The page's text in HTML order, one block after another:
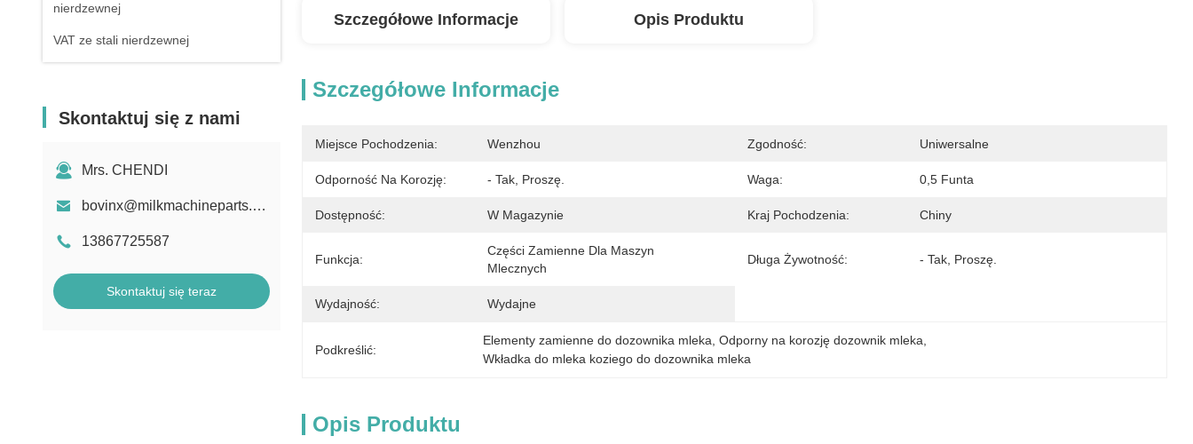
nierdzewnej
VAT ze stali nierdzewnej
Skontaktuj się z nami
Mrs. CHENDI
bovinx@milkmachineparts.com
13867725587
Skontaktuj się teraz
Szczegółowe Informacje Opis Produktu
Szczegółowe Informacje
Miejsce Pochodzenia: Wenzhou Zgodność: Uniwersalne
Odporność Na Korozję: - Tak, Proszę. Waga: 0,5 Funta
Dostępność: W Magazynie Kraj Pochodzenia: Chiny
Funkcja:
Części Zamienne Dla Maszyn
Mlecznych
Długa Żywotność: - Tak, Proszę.
Wydajność: Wydajne
Podkreślić:
Elementy zamienne do dozownika mleka , Odporny na korozję dozownik mleka
Wkładka do mleka koziego do dozownika mleka
Opis Produktu